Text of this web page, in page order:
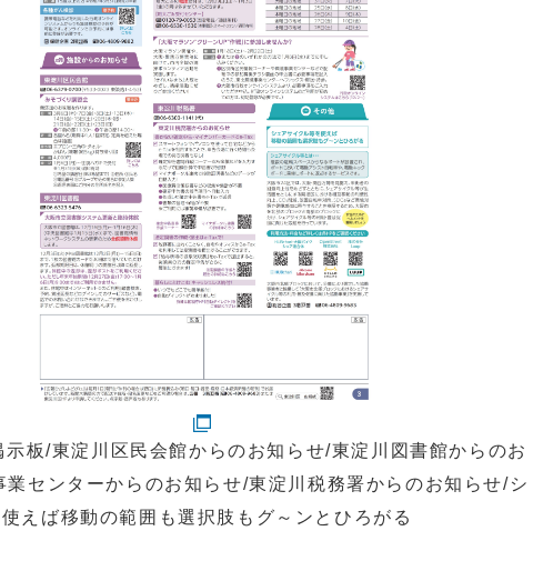
示板/東淀川区民会館からのお知らせ/東淀川図書館からのお
業センターからのお知らせ/東淀川税務署からのお知らせ/シ
えば移動の範囲も選択肢もグ～ンとひろがる